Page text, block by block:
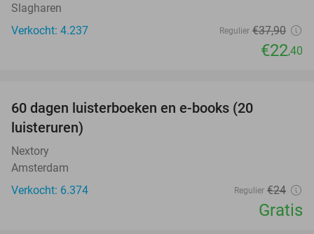
Slagharen
Verkocht: 4.237
Regulier €37,90
€22,40
60 dagen luisterboeken en e-books (20
luisteruren)
Nextory
Amsterdam
Verkocht: 6.374
Regulier €24
Gratis